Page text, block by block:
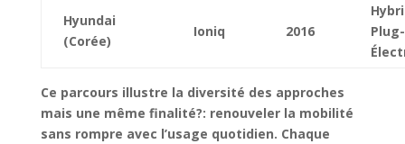
Hyundai
(Corée)
Ioniq 2016
Ce parcours illustre la diversité des approches
mais une même finalité?: renouveler la mobilité
sans rompre avec l’usage quotidien. Chaque